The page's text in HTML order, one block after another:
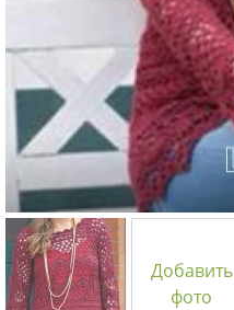
Добавить
фото